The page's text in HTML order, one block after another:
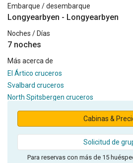
Embarque / desembarque
Longyearbyen - Longyearbyen
Noches / Días
7 noches
Más acerca de
El Ártico cruceros
Svalbard cruceros
North Spitsbergen cruceros
Cabinas &
Solicitud de
Para reservas con más de 15